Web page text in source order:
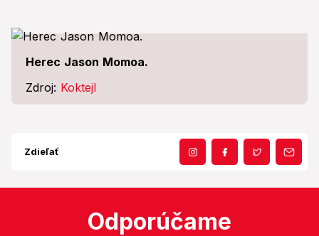
Herec Jason Momoa.
Zdroj: Koktejl
Zdieľať
Odporúčame